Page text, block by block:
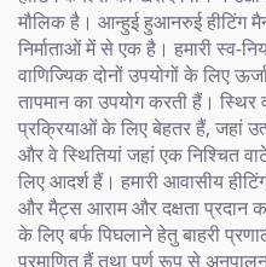
मौलिक है। आन्हुई हुआनरुई हीटिंग
निर्माताओं में से एक है। हमारी स्व-
वाणिज्यिक दोनों उपयोगों के लिए
तापमान का उपयोग करती हैं। स्थिर
प्रक्रियाओं के लिए बेहतर हैं, जहां
और वे स्थितियां जहां एक निश्चित
लिए आदर्श हैं। हमारी आवासीय
और मैट्स आराम और दक्षता प्रदान
के लिए बर्फ पिघलाने हेतु बाहरी
प्रमाणित हैं तथा पूर्ण रूप से